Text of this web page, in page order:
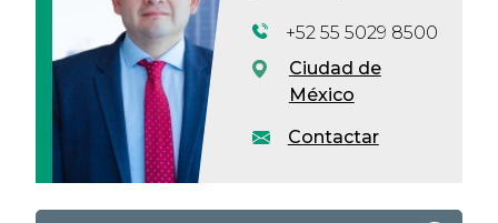
Contactar
+52 55 5029 8500
Ciudad de
México